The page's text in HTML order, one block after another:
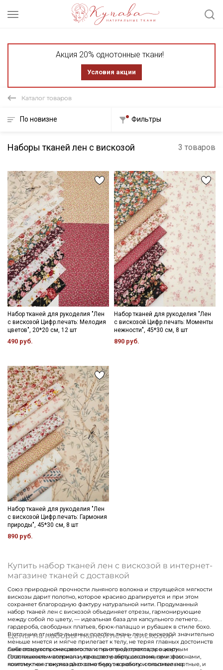
Акция 20% однотонные ткани!
Условия акции
Каталог товаров
По новизне Фильтры
Наборы тканей лен с вискозой 3 товаров
Набор тканей для рукоделия "Лен
с вискозой Цифр.печать: Мелодия
цветов", 20*20 см, 12 шт
490 руб.
Набор тканей для рукоделия "Лен
с вискозой Цифр.печать: Моменты
нежности", 45*30 см, 8 шт
890 руб.
Набор тканей для рукоделия "Лен
с вискозой Цифр.печать: Гармония
природы", 45*30 см, 8 шт
890 руб.
Купить набор тканей лен с вискозой в интернет-
магазине тканей с доставкой
Союз природной прочности льняного волокна и струящейся мягкости
вискозы дарит полотно, которое красиво драпируется и при этом
сохраняет благородную фактуру натуральной нити. Продуманный
набор тканей лен с вискозой объединяет отрезы, гармонирующие
между собой по цвету, — идеальная база для капсульного летнего
гардероба, свободных платьев, брюк-палаццо и рубашек в стиле бохо.
В отличие от чисто льняных полотен, ткань лен с вискозой значительно
меньше мнется и мягче прилегает к телу, не теряя главных достоинств
льна: воздухопроницаемости и приятной прохлады в жару.
Пластичность материала упрощает работу со сложными фасонами,
поэтому лен с вискозой охотно берут в работу и опытные портные, и
Цены на наборы тканей лен с вискозой
Себестоимость смесового полотна определяется процентным
соотношением волокон и качеством окрашивания, при этом
комплектная покупка дает заметную экономию относительно
Секретная рассылка от Купава
Мы публикуем здесь дополнительные
промокоды и скидки до 30% на узкие
категории тканей
Электронная почта
Подписаться
Ознакомлен(а) сПолитикой обработки персональных
данных и даюСогласие на обработку персональных
данных
Даю Согласие на получение рекламных и
информационных рассылок